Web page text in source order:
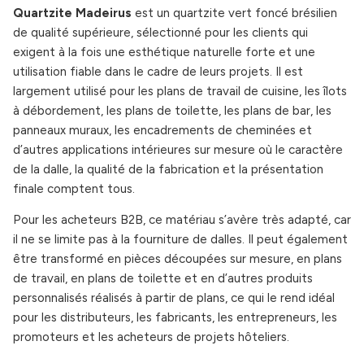
Quartzite Madeirus est un quartzite vert foncé brésilien
de qualité supérieure, sélectionné pour les clients qui
exigent à la fois une esthétique naturelle forte et une
utilisation fiable dans le cadre de leurs projets. Il est
largement utilisé pour les plans de travail de cuisine, les îlots
à débordement, les plans de toilette, les plans de bar, les
panneaux muraux, les encadrements de cheminées et
d’autres applications intérieures sur mesure où le caractère
de la dalle, la qualité de la fabrication et la présentation
finale comptent tous.
Pour les acheteurs B2B, ce matériau s’avère très adapté, car
il ne se limite pas à la fourniture de dalles. Il peut également
être transformé en pièces découpées sur mesure, en plans
de travail, en plans de toilette et en d’autres produits
personnalisés réalisés à partir de plans, ce qui le rend idéal
pour les distributeurs, les fabricants, les entrepreneurs, les
promoteurs et les acheteurs de projets hôteliers.